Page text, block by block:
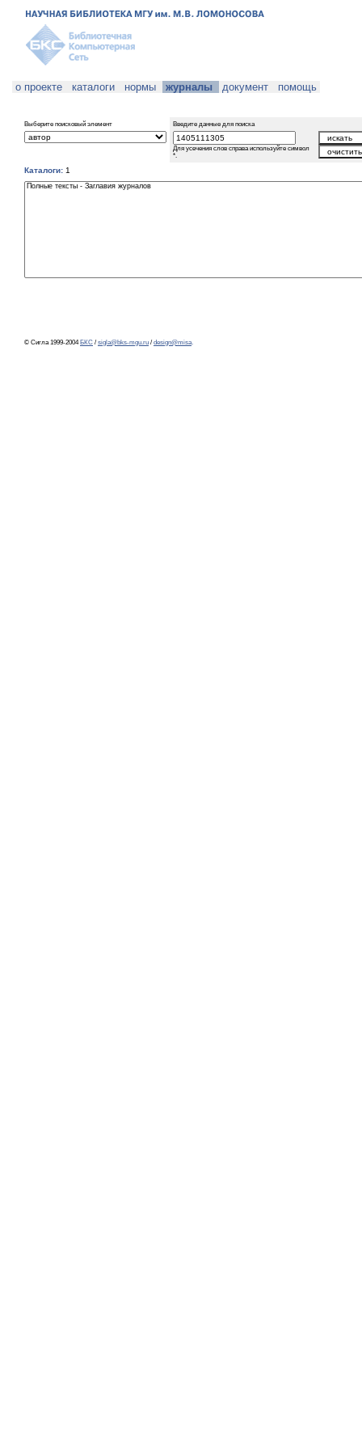
о проекте каталоги нормы журналы документ помощь
Выберите поисковый элемент Введите данные для поиска
Для усечения слов справа используйте символ
*.
Каталоги: 1
© Сигла 1999-2004 БКС / sigla@bks-mgu.ru / design@misa.